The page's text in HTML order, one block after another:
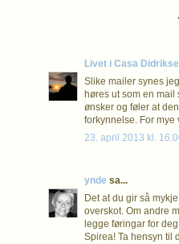
Livet i Casa
Slike mailer synes
høres ut som en
ønsker og føler at
forkynnelse. For
23. april 2013 kl.
ynde sa...
Det at du gir så
overskot. Om andre
legge føringar for
Spirea! Ta hensyn til